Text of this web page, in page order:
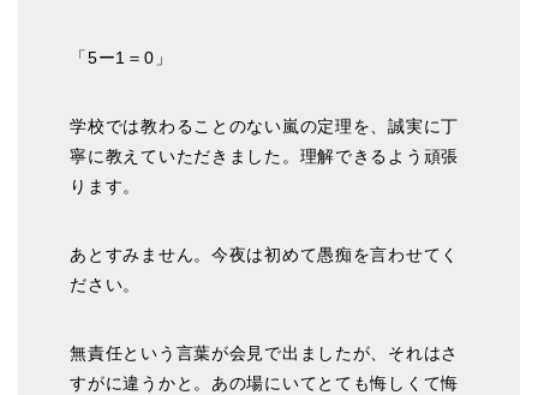
「5ー1＝0」
学校では教わることのない嵐の定理を、誠実に丁
寧に教えていただきました。理解できるよう頑張
ります。
あとすみません。今夜は初めて愚痴を言わせてく
ださい。
無責任という言葉が会見で出ましたが、それはさ
すがに違うかと。あの場にいてとても悔しくて悔